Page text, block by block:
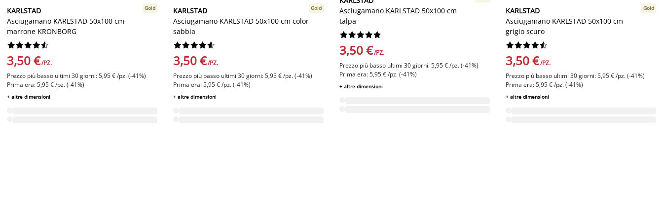
KARLSTAD
Asciugamano KARLSTAD 50x100 cm
marrone KRONBORG
Gold






3,50 €/PZ.
Prezzo più basso ultimi 30 giorni: 5,95 € /pz. (-41%)
Prima era: 5,95 € /pz. (-41%)
+ altre dimensioni
KARLSTAD
Asciugamano KARLSTAD 50x100 cm color
sabbia
Gold






3,50 €/PZ.
Prezzo più basso ultimi 30 giorni: 5,95 € /pz. (-41%)
Prima era: 5,95 € /pz. (-41%)
+ altre dimensioni
Asciugamano KARLSTAD 50x100 cm
talpa






3,50 €/PZ.
Prezzo più basso ultimi 30 giorni: 5,95 € /pz. (-41%)
Prima era: 5,95 € /pz. (-41%)
+ altre dimensioni
KARLSTAD
Asciugamano KARLSTAD 50x100 cm
grigio scuro
Gold






3,50 €/PZ.
Prezzo più basso ultimi 30 giorni: 5,95 € /pz. (-41%)
Prima era: 5,95 € /pz. (-41%)
+ altre dimensioni